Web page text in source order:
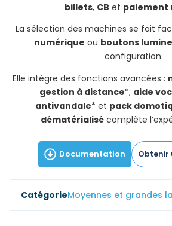
billets, CB et paiement
La sélection des machines se fait
numérique ou boutons
configuration.
Elle intègre des fonctions avancées :
gestion à distance*, aide
antivandale* et pack
dématérialisécomplète
Documentation Obtenir
Moyennes et grandes